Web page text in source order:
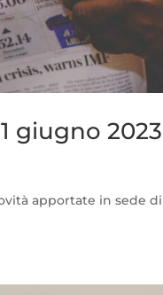
giugno 2023
apportate in sede